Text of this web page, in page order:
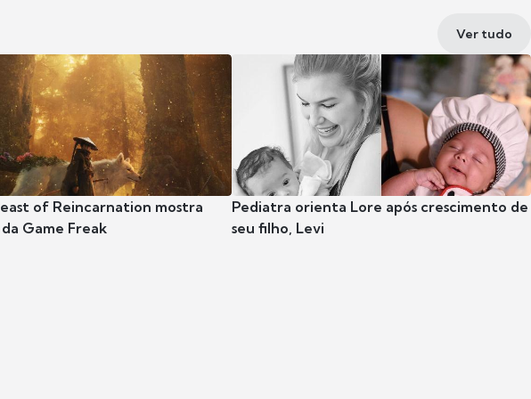
Ver tudo
of Reincarnation mostra
Game Freak
Pediatra orienta Lore após crescimento de
seu filho, Levi